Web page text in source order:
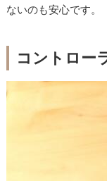
ないのも安心です。
コントロー